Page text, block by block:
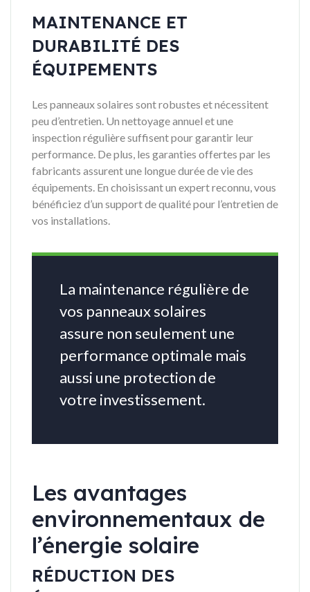
MAINTENANCE ET
DURABILITÉ DES
ÉQUIPEMENTS
Les panneaux solaires sont robustes et nécessitent
peu d’entretien. Un nettoyage annuel et une
inspection régulière suffisent pour garantir leur
performance. De plus, les garanties offertes par les
fabricants assurent une longue durée de vie des
équipements. En choisissant un expert reconnu, vous
bénéficiez d’un support de qualité pour l’entretien de
vos installations.
La maintenance régulière de
vos panneaux solaires
assure non seulement une
performance optimale mais
aussi une protection de
votre investissement.
Les avantages
environnementaux de
l’énergie solaire
RÉDUCTION DES